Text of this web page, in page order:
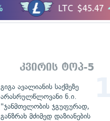
კვირის ტოპ-5
გიგა ავალიანის საქმეზე
არასრულწლოვანი ნ.ი.
"ჯანმთელობის ჯგუფურად,
განზრახ მძიმედ დაზიანების